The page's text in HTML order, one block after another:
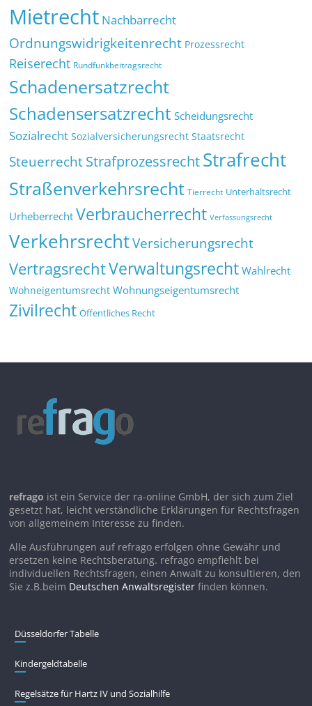
Mietrecht Nachbarrecht
Ordnungswidrigkeitenrecht Prozessrecht
Reiserecht Rundfunkbeitragsrecht
Schadenersatzrecht
Schadensersatzrecht Scheidungsrecht
Sozialrecht Sozialversicherungsrecht Staatsrecht
SteuerrechtStrafprozessrechtStrafrecht
Straßenverkehrsrecht Tierrecht Unterhaltsrecht
Urheberrecht Verbraucherrecht Verfassungsrecht
VerkehrsrechtVersicherungsrecht
VertragsrechtVerwaltungsrecht Wahlrecht
Wohneigentumsrecht Wohnungseigentumsrecht
Zivilrecht Öffentliches Recht
refrago ist ein Service der ra-online GmbH, der sich zum Ziel
gesetzt hat, leicht verständliche Erklärungen für Rechtsfragen
von allgemeinem Interesse zu finden.
Alle Ausführungen auf refrago erfolgen ohne Gewähr und
ersetzen keine Rechtsberatung. refrago empfiehlt bei
individuellen Rechtsfragen, einen Anwalt zu konsultieren, den
Sie z.B.beim Deutschen Anwaltsregister finden können.
Düsseldorfer Tabelle
Kindergeldtabelle
Regelsätze für Hartz IV und Sozialhilfe